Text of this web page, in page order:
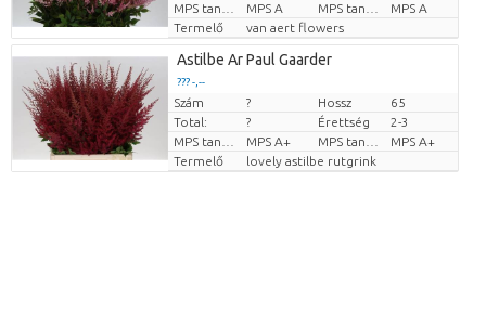
MPS A
MPS A
Termelő
van aert flowers
Astilbe Ar Paul Gaarder
??? -,--
Darabb ár
Szám ? Hossz
65
Total:
? Érettség
2-3
MPS A+
MPS A+
Termelő
lovely astilbe rutgrink